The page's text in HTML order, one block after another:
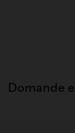
Domande